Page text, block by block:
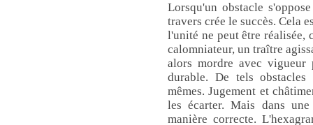
Lorsqu'un obstacle
travers crée le succès. Cela
l'unité ne peut être réalisée,
calomniateur, un traître
alors mordre avec
durable. De tels obstacles
mêmes. Jugement et
les écarter. Mais dans
manière correcte.